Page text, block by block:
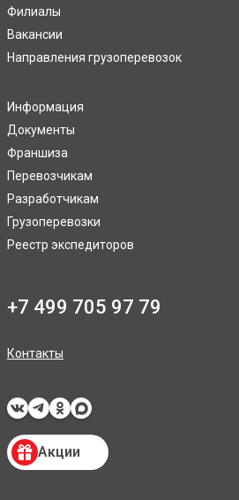
Филиалы
Вакансии
Направления грузоперевозок
Информация
Документы
Франшиза
Перевозчикам
Разработчикам
Грузоперевозки
Реестр экспедиторов
+7 499 705 97 79
Контакты
Акции